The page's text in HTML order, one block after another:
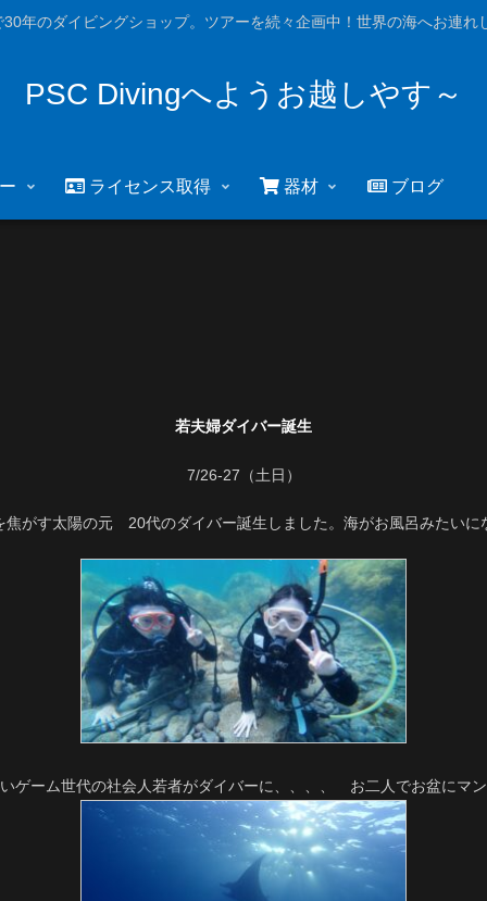
30年のダイビングショップ。ツアーを続々企画中！世界の海へお連れ
PSC Divingへようお越しやす～
ライセンス取得 器材 ブログ
若夫婦ダイバー誕生
7/26-27（土日）
焦がす太陽の元 20代のダイバー誕生しました。海がお風呂みたいに
ゲーム世代の社会人若者がダイバーに、、、、 お二人でお盆にマ